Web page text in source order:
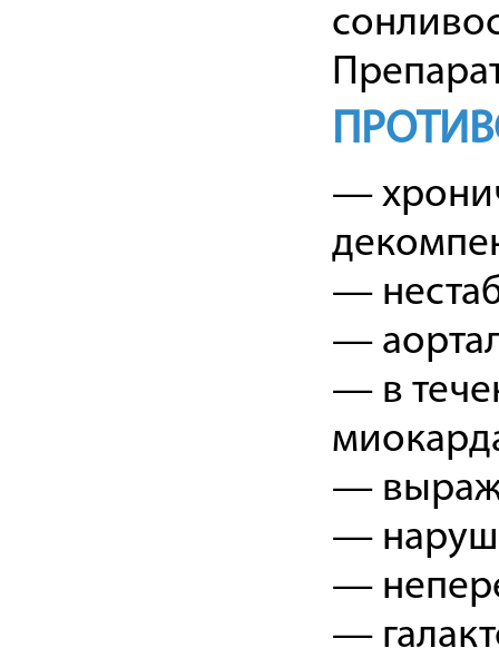
—
—
—
— в
—
—
—
—